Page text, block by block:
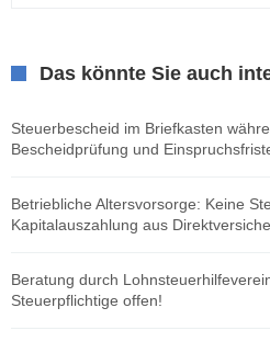
Das könnte Sie auch
Steuerbescheid im Briefkasten
Bescheidprüfung und
Betriebliche Altersvorsorge: Keine
Kapitalauszahlung aus
Beratung durch
Steuerpflichtige offen!